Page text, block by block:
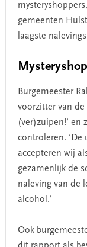
gemeenten
laagste
Burgemeester
voorzitter van de
(ver)zuipen!’ en
controleren.
accepteren wij
gezamenlijk de
naleving van de
alcohol.’
Ook